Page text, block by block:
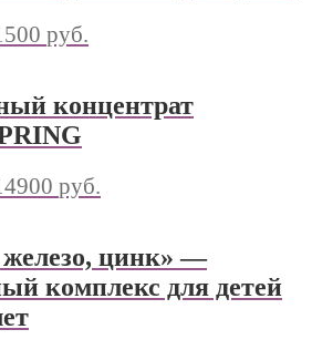
руб.
концентрат
руб.
цинк» —
комплекс для детей